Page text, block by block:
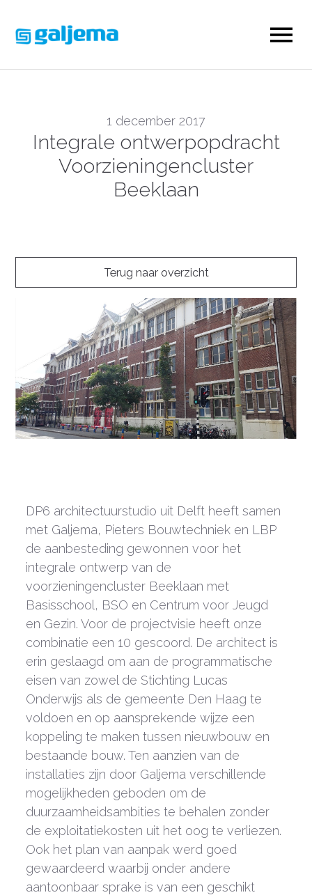
1 december 2017
Integrale ontwerpopdracht
Voorzieningencluster
Beeklaan
Terug naar overzicht
DP6 architectuurstudio uit Delft heeft samen
met Galjema, Pieters Bouwtechniek en LBP
de aanbesteding gewonnen voor het
integrale ontwerp van de
voorzieningencluster Beeklaan met
Basisschool, BSO en Centrum voor Jeugd
en Gezin. Voor de projectvisie heeft onze
combinatie een 10 gescoord. De architect is
erin geslaagd om aan de programmatische
eisen van zowel de Stichting Lucas
Onderwijs als de gemeente Den Haag te
voldoen en op aansprekende wijze een
koppeling te maken tussen nieuwbouw en
bestaande bouw. Ten aanzien van de
installaties zijn door Galjema verschillende
mogelijkheden geboden om de
duurzaamheidsambities te behalen zonder
de exploitatiekosten uit het oog te verliezen.
Ook het plan van aanpak werd goed
gewaardeerd waarbij onder andere
aantoonbaar sprake is van een geschikt